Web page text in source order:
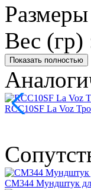
Вес (гр)
Показать полностью
RCC10SF La Voz
CM344 Мундштук